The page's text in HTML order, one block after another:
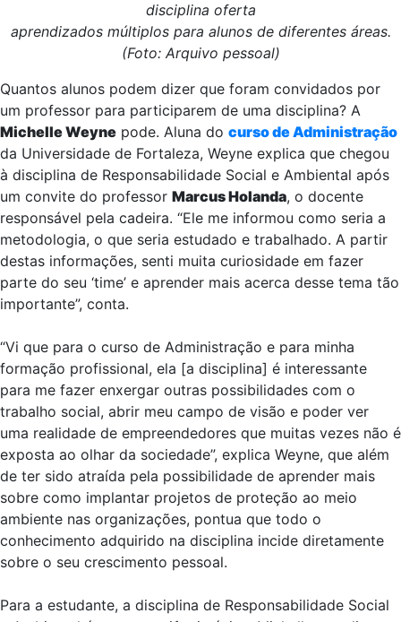
disciplina oferta
aprendizados múltiplos para alunos de diferentes áreas.
(Foto: Arquivo pessoal)
Quantos alunos podem dizer que foram convidados por
um professor para participarem de uma disciplina? A
Michelle Weyne pode. Aluna do curso de Administração
da Universidade de Fortaleza, Weyne explica que chegou
à disciplina de Responsabilidade Social e Ambiental após
um convite do professor Marcus Holanda, o docente
responsável pela cadeira. “Ele me informou como seria a
metodologia, o que seria estudado e trabalhado. A partir
destas informações, senti muita curiosidade em fazer
parte do seu ‘time’ e aprender mais acerca desse tema tão
importante”, conta.
“Vi que para o curso de Administração e para minha
formação profissional, ela [a disciplina] é interessante
para me fazer enxergar outras possibilidades com o
trabalho social, abrir meu campo de visão e poder ver
uma realidade de empreendedores que muitas vezes não é
exposta ao olhar da sociedade”, explica Weyne, que além
de ter sido atraída pela possibilidade de aprender mais
sobre como implantar projetos de proteção ao meio
ambiente nas organizações, pontua que todo o
conhecimento adquirido na disciplina incide diretamente
sobre o seu crescimento pessoal.
Para a estudante, a disciplina de Responsabilidade Social